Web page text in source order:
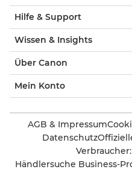
Hilfe & Support
Wissen & Insights
Über Canon
Mein Konto
AGB & Impressum
Datenschutz
Händlersuche Business-